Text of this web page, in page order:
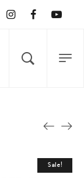
Sale!